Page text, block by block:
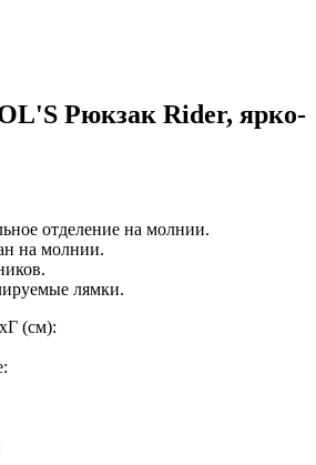
Рюкзак Rider, ярко-
отделение на молнии.
на молнии.
лямки.
(см):